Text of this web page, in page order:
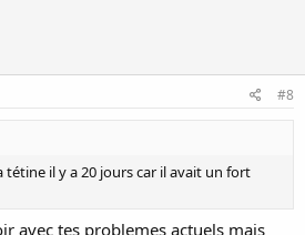
#8
il y a 20 jours car il avait un fort
avec tes problemes actuels mais